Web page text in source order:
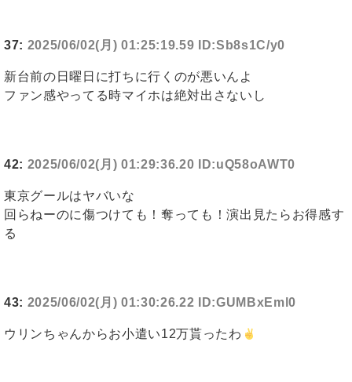
37: 2025/06/02(月) 01:25:19.59 ID:Sb8s1C/y0
新台前の日曜日に打ちに行くのが悪いんよ
ファン感やってる時マイホは絶対出さないし
42: 2025/06/02(月) 01:29:36.20 ID:uQ58oAWT0
東京グールはヤバいな
回らねーのに傷つけても！奪っても！演出見たらお得感す
る
43: 2025/06/02(月) 01:30:26.22 ID:GUMBxEml0
ウリンちゃんからお小遣い12万貰ったわ